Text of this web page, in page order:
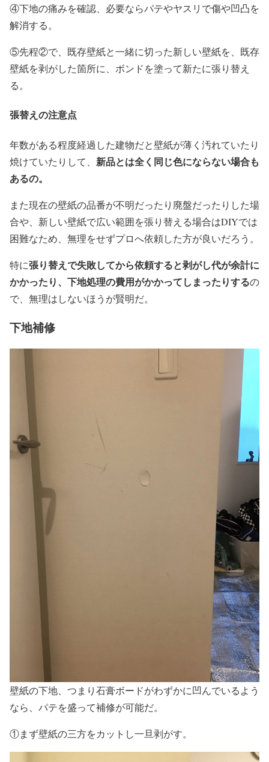
④下地の痛みを確認、必要ならパテやヤスリで傷や凹凸を
解消する。
⑤先程②で、既存壁紙と一緒に切った新しい壁紙を、既存
壁紙を剥がした箇所に、ボンドを塗って新たに張り替え
る。
張替えの注意点
年数がある程度経過した建物だと壁紙が薄く汚れていたり
焼けていたりして、 新品とは全く同じ色にならない場合も
あるの。
また現在の壁紙の品番が不明だったり廃盤だったりした場
合や、新しい壁紙で広い範囲を張り替える場合はDIYでは
困難なため、無理をせずプロへ依頼した方が良いだろう。
特に張り替えで失敗してから依頼すると剥がし代が余計に
かかったり、下地処理の費用がかかってしまったりするの
で、無理はしないほうが賢明だ。
下地補修
壁紙の下地、つまり石膏ボードがわずかに凹んでいるよう
なら、パテを盛って補修が可能だ。
①まず壁紙の三方をカットし一旦剥がす。